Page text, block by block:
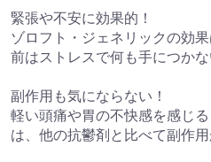
緊張や不安に効果的！
ゾロフト・ジェネリックの効
前はストレスで何も手につか
副作用も気にならない！
軽い頭痛や胃の不快感を感じ
は、他の抗鬱剤と比べて副作